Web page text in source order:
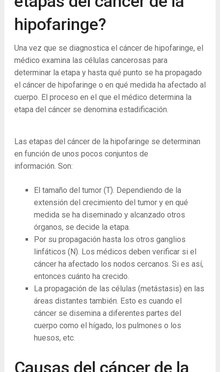
hipofaringe?
Una vez que se diagnostica el cáncer de hipofaringe, el
médico examina las células cancerosas para
determinar la etapa y hasta qué punto se ha propagado
el cáncer de hipofaringe o en qué medida ha afectado al
cuerpo. El proceso en el que el médico determina la
etapa del cáncer se denomina estadificación.
Las etapas del cáncer de la hipofaringe se determinan
en función de unos pocos conjuntos de
información. Son:
El tamaño del tumor (T). Dependiendo de la
extensión del crecimiento del tumor y en qué
medida se ha diseminado y alcanzado otros
órganos, se decide la etapa.
Por su propagación hasta los otros ganglios
linfáticos (N). Los médicos deben verificar si el
cáncer ha afectado los nodos cercanos. Si es así,
entonces cuánto ha crecido.
La propagación de las células (metástasis) en las
áreas distantes también. Esto es cuando el
cáncer se disemina a diferentes partes del
cuerpo como el hígado, los pulmones o los
huesos, etc.
Causas del cáncer de la